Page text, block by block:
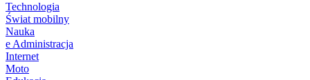
Technologia
Świat mobilny
Nauka
e Administracja
Internet
Moto